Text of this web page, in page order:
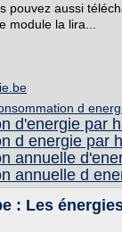
pouvez aussi
module la lira...
d
d'energie par
d energie par
annuelle
annuelle d
: Les